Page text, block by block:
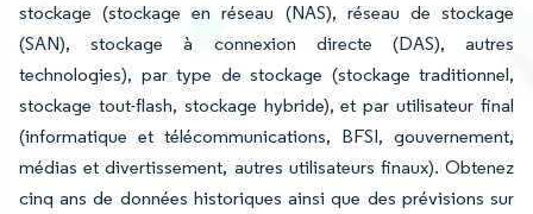
stockage (stockage en réseau (NAS), réseau de stockage
(SAN), stockage à connexion directe (DAS), autres
technologies), par type de stockage (stockage traditionnel,
stockage tout-flash, stockage hybride), et par utilisateur final
(informatique et télécommunications, BFSI, gouvernement,
médias et divertissement, autres utilisateurs finaux). Obtenez
cinq ans de données historiques ainsi que des prévisions sur